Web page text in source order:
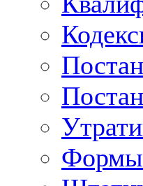
Формы